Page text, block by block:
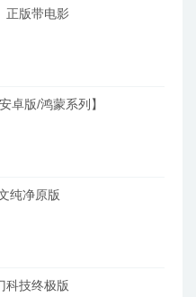
正版带电影
卓版/鸿蒙系列】
纯净原版
科技终极版